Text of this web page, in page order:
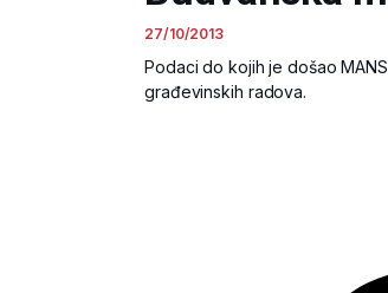
27/10/2013
Podaci do kojih je došao
građevinskih radova.